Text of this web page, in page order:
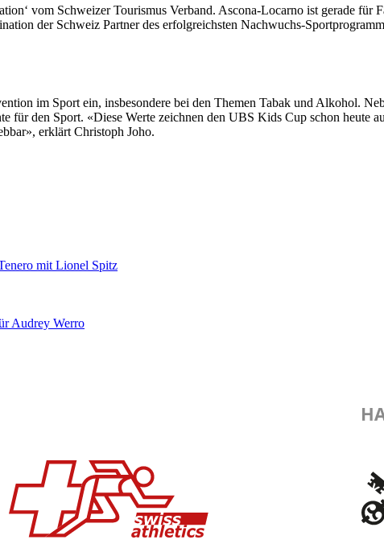
vom Schweizer Tourismus Verband. Ascona-Locarno ist gerade für
der Schweiz Partner des erfolgreichsten Nachwuchs-
im Sport ein, insbesondere bei den Themen Tabak und Alkohol.
für den Sport. «Diese Werte zeichnen den UBS Kids Cup schon heute
erklärt Christoph Joho.
mit Lionel Spitz
Audrey Werro